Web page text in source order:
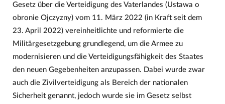
Gesetz über die Verteidigung des Vaterlandes (Ustawa o
obronie Ojczyzny) vom 11. März 2022 (in Kraft seit dem
23. April 2022) vereinheitlichte und reformierte die
Militärgesetzgebung grundlegend, um die Armee zu
modernisieren und die Verteidigungsfähigkeit des Staates
den neuen Gegebenheiten anzupassen. Dabei wurde zwar
auch die Zivilverteidigung als Bereich der nationalen
Sicherheit genannt, jedoch wurde sie im Gesetz selbst